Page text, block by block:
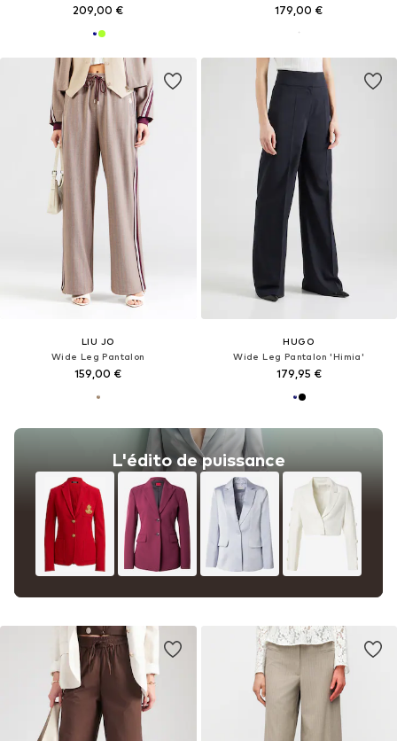
209,00 € 179,00 €
LIU JO
Wide Leg Pantalon
159,00 €
L'édito de puissance
HUGO
Wide Leg Pantalon 'Himia'
179,95 €